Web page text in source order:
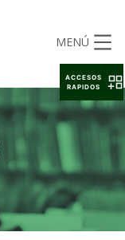
MENÚ
ACCESOS
RAPIDOS